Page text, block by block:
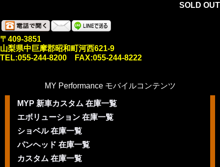
SOLD OUT
〒409-3851
山梨県中巨摩郡昭和町河西621-9
TEL:055-244-8200 FAX:055-244-8222
MY Performance モバイルコンテンツ
MYP 新車カスタム 在庫一覧
エボリューション 在庫一覧
ショベル 在庫一覧
パンヘッド 在庫一覧
カスタム 在庫一覧